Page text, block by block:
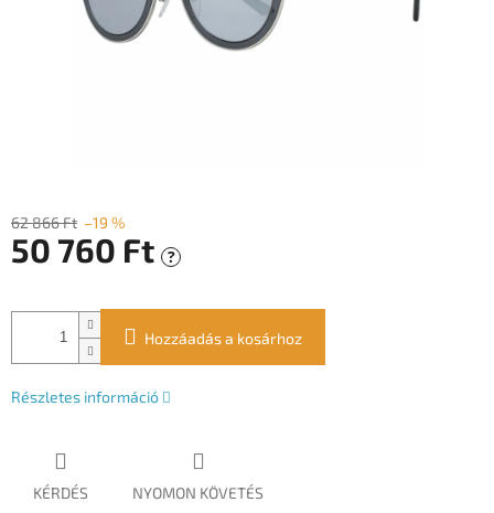
62 866 Ft –19 %
50 760 Ft ?
Hozzáadás a kosárhoz
Részletes információ
KÉRDÉS NYOMON KÖVETÉS